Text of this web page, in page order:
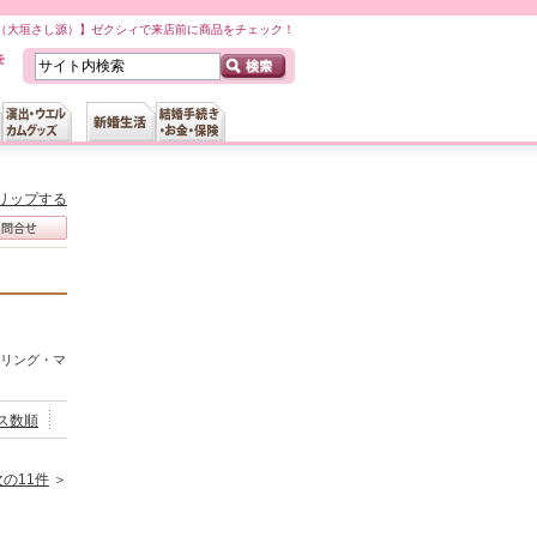
垣さし源）】ゼクシィで来店前に商品をチェック！
ップする
ング・マ
数順
の11件 ＞